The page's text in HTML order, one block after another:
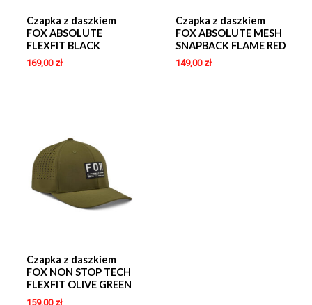
Czapka z daszkiem
FOX ABSOLUTE
FLEXFIT BLACK
169,00 zł
Czapka z daszkiem
FOX ABSOLUTE MESH
SNAPBACK FLAME RED
149,00 zł
Czapka z daszkiem
FOX NON STOP TECH
FLEXFIT OLIVE GREEN
159,00 zł